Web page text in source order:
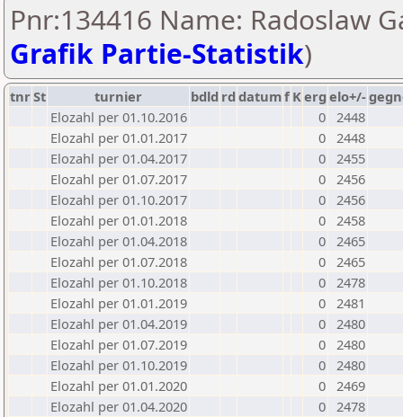
Pnr:134416 Name: Radoslaw
Grafik Partie-Statistik)
tnrSt turnier bdld rd datumf Kerg elo+/-
Elozahl per 01.10.2016
0 2448
Elozahl per 01.01.2017
0 2448
Elozahl per 01.04.2017
0 2455
Elozahl per 01.07.2017
0 2456
Elozahl per 01.10.2017
0 2456
Elozahl per 01.01.2018
0 2458
Elozahl per 01.04.2018
0 2465
Elozahl per 01.07.2018
0 2465
Elozahl per 01.10.2018
0 2478
Elozahl per 01.01.2019
0 2481
Elozahl per 01.04.2019
0 2480
Elozahl per 01.07.2019
0 2480
Elozahl per 01.10.2019
0 2480
Elozahl per 01.01.2020
0 2469
Elozahl per 01.04.2020
0 2478